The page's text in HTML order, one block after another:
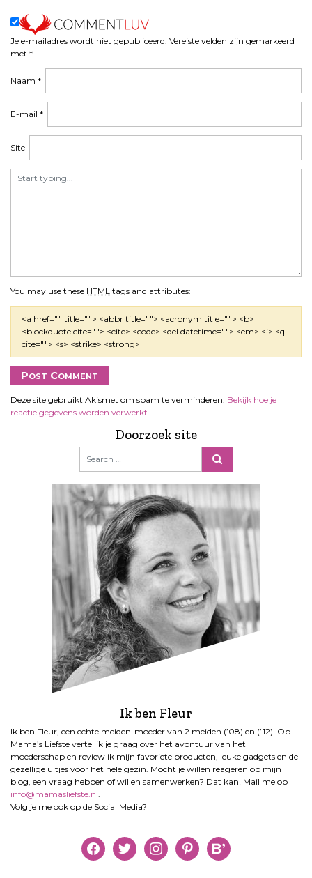
Je e-mailadres wordt niet gepubliceerd. Vereiste velden zijn gemarkeerd
met *
You may use these HTML tags and attributes:
<a href="" title=""> <abbr title=""> <acronym title=""> <b>
<blockquote cite=""> <cite> <code> <del datetime=""> <em> <i> <q
cite=""> <s> <strike> <strong>
Naam *
E-mail *
Site
Deze site gebruikt Akismet om spam te verminderen. Bekijk hoe je
reactie gegevens worden verwerkt
Doorzoek site
Ik ben Fleur
Ik ben Fleur, een echte meiden-moeder van 2 meiden (’08) en (’12). Op
Mama’s Liefste vertel ik je graag over het avontuur van het
moederschap en review ik mijn favoriete producten, leuke gadgets en de
gezellige uitjes voor het hele gezin. Mocht je willen reageren op mijn
blog, een vraag hebben of willen samenwerken? Dat kan! Mail me op
info@mamasliefste.nl
Volg je me ook op de Social Media?
facebooktwitter instagrampinterestbloglovin